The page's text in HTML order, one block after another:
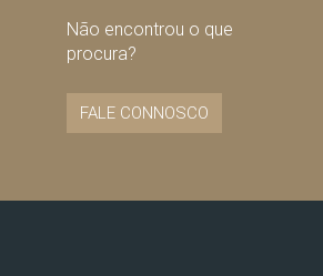
Não encontrou o que
procura?
FALE CONNOSCO